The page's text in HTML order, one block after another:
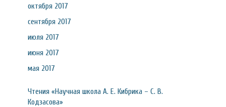
октября 2017
сентября 2017
июля 2017
июня 2017
мая 2017
Чтения «Научная школа А. Е. Кибрика – С. В.
Кодзасова»